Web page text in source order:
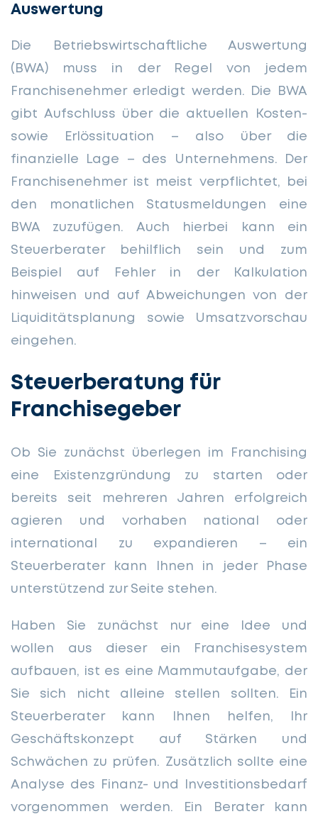
Auswertung
Die Betriebswirtschaftliche Auswertung
(BWA) muss in der Regel von jedem
Franchisenehmer erledigt werden. Die BWA
gibt Aufschluss über die aktuellen Kosten-
sowie Erlössituation – also über die
finanzielle Lage – des Unternehmens. Der
Franchisenehmer ist meist verpflichtet, bei
den monatlichen Statusmeldungen eine
BWA zuzufügen. Auch hierbei kann ein
Steuerberater behilflich sein und zum
Beispiel auf Fehler in der Kalkulation
hinweisen und auf Abweichungen von der
Liquiditätsplanung sowie Umsatzvorschau
eingehen.
Steuerberatung für
Franchisegeber
Ob Sie zunächst überlegen im Franchising
eine Existenzgründung zu starten oder
bereits seit mehreren Jahren erfolgreich
agieren und vorhaben national oder
international zu expandieren – ein
Steuerberater kann Ihnen in jeder Phase
unterstützend zur Seite stehen.
Haben Sie zunächst nur eine Idee und
wollen aus dieser ein Franchisesystem
aufbauen, ist es eine Mammutaufgabe, der
Sie sich nicht alleine stellen sollten. Ein
Steuerberater kann Ihnen helfen, Ihr
Geschäftskonzept auf Stärken und
Schwächen zu prüfen. Zusätzlich sollte eine
Analyse des Finanz- und Investitionsbedarf
vorgenommen werden. Ein Berater kann